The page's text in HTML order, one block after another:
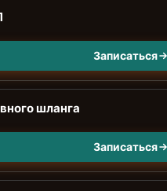
Записаться
шланга
Записаться